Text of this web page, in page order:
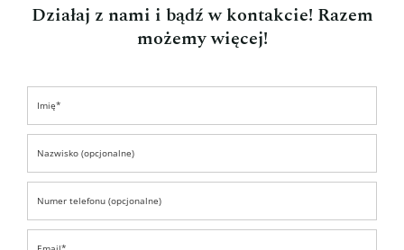
Działaj z nami i bądź w kontakcie! Razem
możemy więcej!